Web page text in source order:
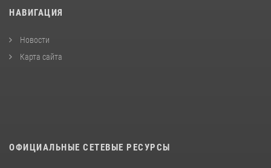
НАВИГАЦИЯ
Новости
Карта сайта
ОФИЦИАЛЬНЫЕ СЕТЕВЫЕ РЕСУРСЫ